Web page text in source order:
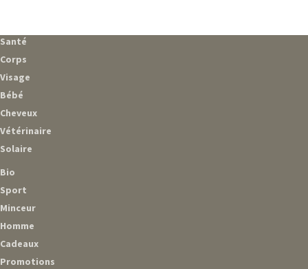
Santé
Corps
Visage
Bébé
Cheveux
Vétérinaire
Solaire
Bio
Sport
Minceur
Homme
Cadeaux
Promotions